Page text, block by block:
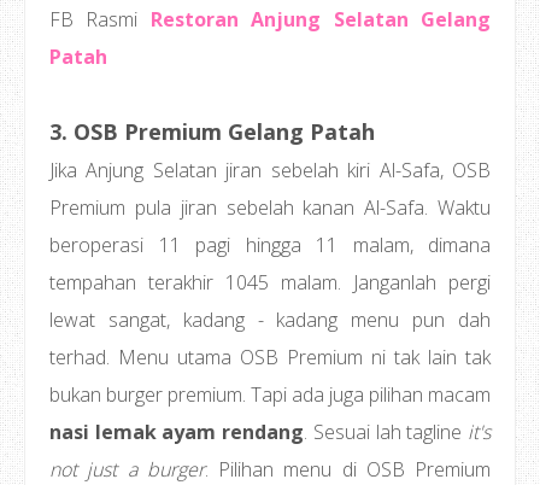
FB Rasmi Restoran Anjung Selatan Gelang
Patah
3. OSB Premium Gelang Patah
Jika Anjung Selatan jiran sebelah kiri Al-Safa, OSB
Premium pula jiran sebelah kanan Al-Safa. Waktu
beroperasi 11 pagi hingga 11 malam, dimana
tempahan terakhir 1045 malam. Janganlah pergi
lewat sangat, kadang - kadang menu pun dah
terhad. Menu utama OSB Premium ni tak lain tak
bukan burger premium. Tapi ada juga pilihan macam
nasi lemak ayam rendang. Sesuai lah tagline it's
not just a burger. Pilihan menu di OSB Premium